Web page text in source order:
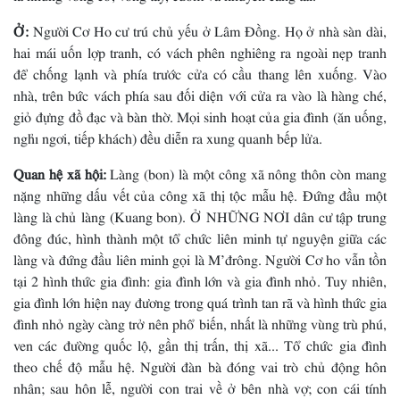
Ở:Người Cơ Ho cư trú chủ yếu ở Lâm Ðồng. Họ ở nhà sàn dài,
hai mái uốn lợp tranh, có vách phên nghiêng ra ngoài nẹp tranh
để chống lạnh và phía trước cửa có cầu thang lên xuống. Vào
nhà, trên bức vách phía sau đối diện với cửa ra vào là hàng ché,
giỏ đựng đồ đạc và bàn thờ. Mọi sinh hoạt của gia đình (ăn uống,
nghỉ ngơi, tiếp khách) đều diễn ra xung quanh bếp lửa.
Quan hệ xã hội:Làng (bon) là một công xã nông thôn còn mang
nặng những dấu vết của công xã thị tộc mẫu hệ. Ðứng đầu một
làng là chủ làng (Kuang bon). Ở NHỮNG NƠI dân cư tập trung
đông đúc, hình thành một tổ chức liên minh tự nguyện giữa các
làng và đứng đầu liên minh gọi là M’đrông. Người Cơ ho vẫn tồn
tại 2 hình thức gia đình: gia đình lớn và gia đình nhỏ. Tuy nhiên,
gia đình lớn hiện nay đương trong quá trình tan rã và hình thức gia
đình nhỏ ngày càng trở nên phổ biến, nhất là những vùng trù phú,
ven các đường quốc lộ, gần thị trấn, thị xã... Tổ chức gia đình
theo chế độ mẫu hệ. Người đàn bà đóng vai trò chủ động hôn
nhân; sau hôn lễ, người con trai về ở bên nhà vợ; con cái tính